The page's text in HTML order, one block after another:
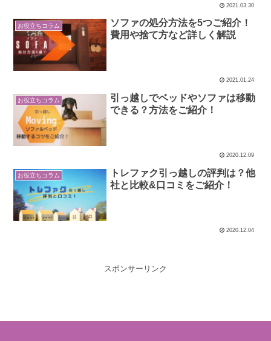
2021.03.30
お役立ちコラム
ソファの処分方法を5つご紹介！
費用や捨て方など詳しく解説
2021.01.24
お役立ちコラム
引っ越しでベッドやソファは移動
できる？方法をご紹介！
2020.12.09
お役立ちコラム
トレファク引っ越しの評判は？他
社と比較&口コミをご紹介！
2020.12.04
スポンサーリンク